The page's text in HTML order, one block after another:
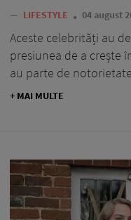
— LIFESTYLE 04 august
Aceste celebrități au
presiunea de a crește
au parte de
+ MAI MULTE